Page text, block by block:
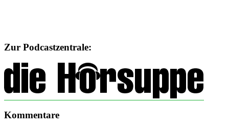
Zur Podcastzentrale:
Kommentare